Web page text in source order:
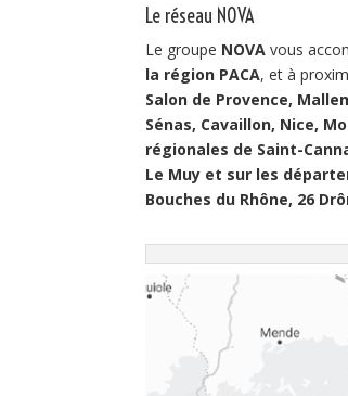
Le réseau NOVA
Le groupe NOVAvous
la région PACA, et à
Salon de Provence,
Sénas, Cavaillon, Nice,
régionales de Saint-
Le Muy et sur les
Bouches du Rhône, 26